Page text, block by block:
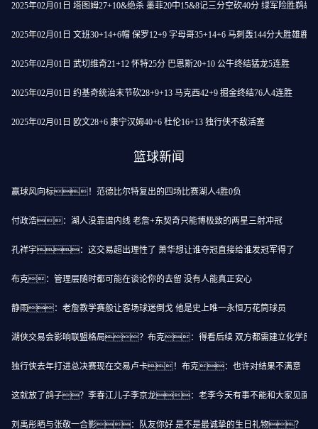
2025年02月01日 塔图姆27+10&绝杀 墨菲20中15&8记三分空砍40分 绿军险胜鹈鹕
2025年02月01日 文班30+14+6帽 保罗12+9 字母哥35+14+6 马刺轰144分大胜雄鹿
2025年02月01日 武切维奇21+12 怀特25分 巴恩斯20+10 公牛终结猛龙5连胜
2025年02月01日 约基奇统治末节砍28+9+13 马克西42+9 掘金终结76人4连胜
2025年02月01日 欧文28+6 康宁汉姆40+6 杜伦16+13 独行侠不敌活塞
篮球新闻
赢球风向标！范德比尔特复出的四场比赛湖人4胜0负
付政浩：湖人没靠谱内线 老詹+东契奇只能博极致的两星三射冲冠
孔祥宇：这交易超出理性了 萧华想让谁夺冠直接给谁发冠军得了
布克：管理层随时都可能在谈论你的去留 没有人能真正安心
静雨：老詹教学赛般让客场球迷倒戈 他是史上唯一永恒万花筒球员
湖侠交易会影响联盟格局？布克：得看后续 双方都需建立化学反
独行侠去年打进总决赛现在交易卢卡！布克：也许对结果不满意
这就放了鸽子？李春江儿子李京龙：老李今天有事不能和大家见面
刘禹彤晒与张敬一合影：队友你好 是不是最诚挚的生日礼物？